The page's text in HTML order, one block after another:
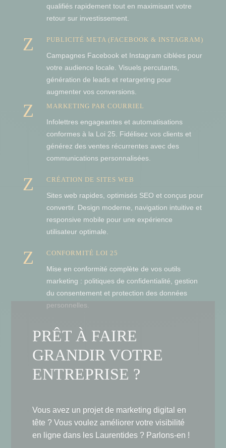
qualifiés rapidement tout en maximisant votre
retour sur investissement.
Z PUBLICITÉ META (FACEBOOK & INSTAGRAM)
Campagnes Facebook et Instagram ciblées pour
votre audience locale. Visuels percutants,
génération de leads et retargeting pour
augmenter vos conversions.
Z MARKETING PAR COURRIEL
Infolettres engageantes et automatisations
conformes à la Loi 25. Fidélisez vos clients et
générez des ventes récurrentes avec des
communications personnalisées.
Z CRÉATION DE SITES WEB
Sites web rapides, optimisés SEO et conçus pour
convertir. Design moderne, navigation intuitive et
responsive mobile pour une expérience
utilisateur optimale.
Z CONFORMITÉ LOI 25
Mise en conformité complète de vos outils
marketing : politiques de confidentialité, gestion
du consentement et protection des données
personnelles.
PRÊT À FAIRE
GRANDIR VOTRE
ENTREPRISE ?
Vous avez un projet de marketing digital en
tête ? Vous voulez améliorer votre visibilité
en ligne dans les Laurentides ? Parlons-en !